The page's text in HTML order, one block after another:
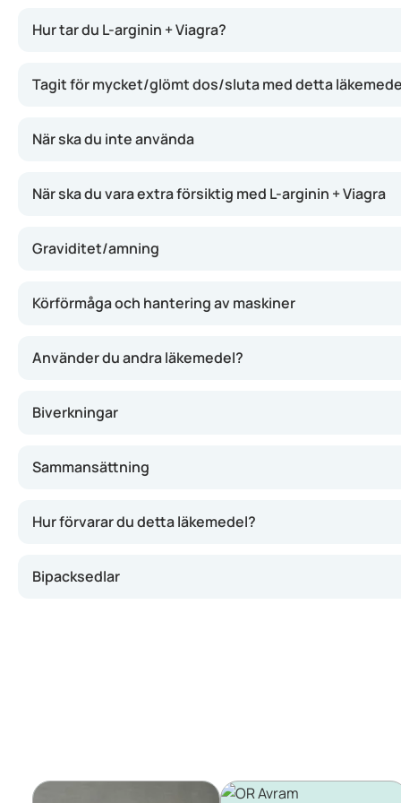
Hur tar du L-arginin + Viagra?
Tagit för mycket/glömt dos/sluta med detta
När ska du inte använda
När ska du vara extra försiktig med L-arginin + Viagra
Graviditet/amning
Körförmåga och hantering av maskiner
Använder du andra läkemedel?
Biverkningar
Sammansättning
Hur förvarar du detta läkemedel?
Bipacksedlar